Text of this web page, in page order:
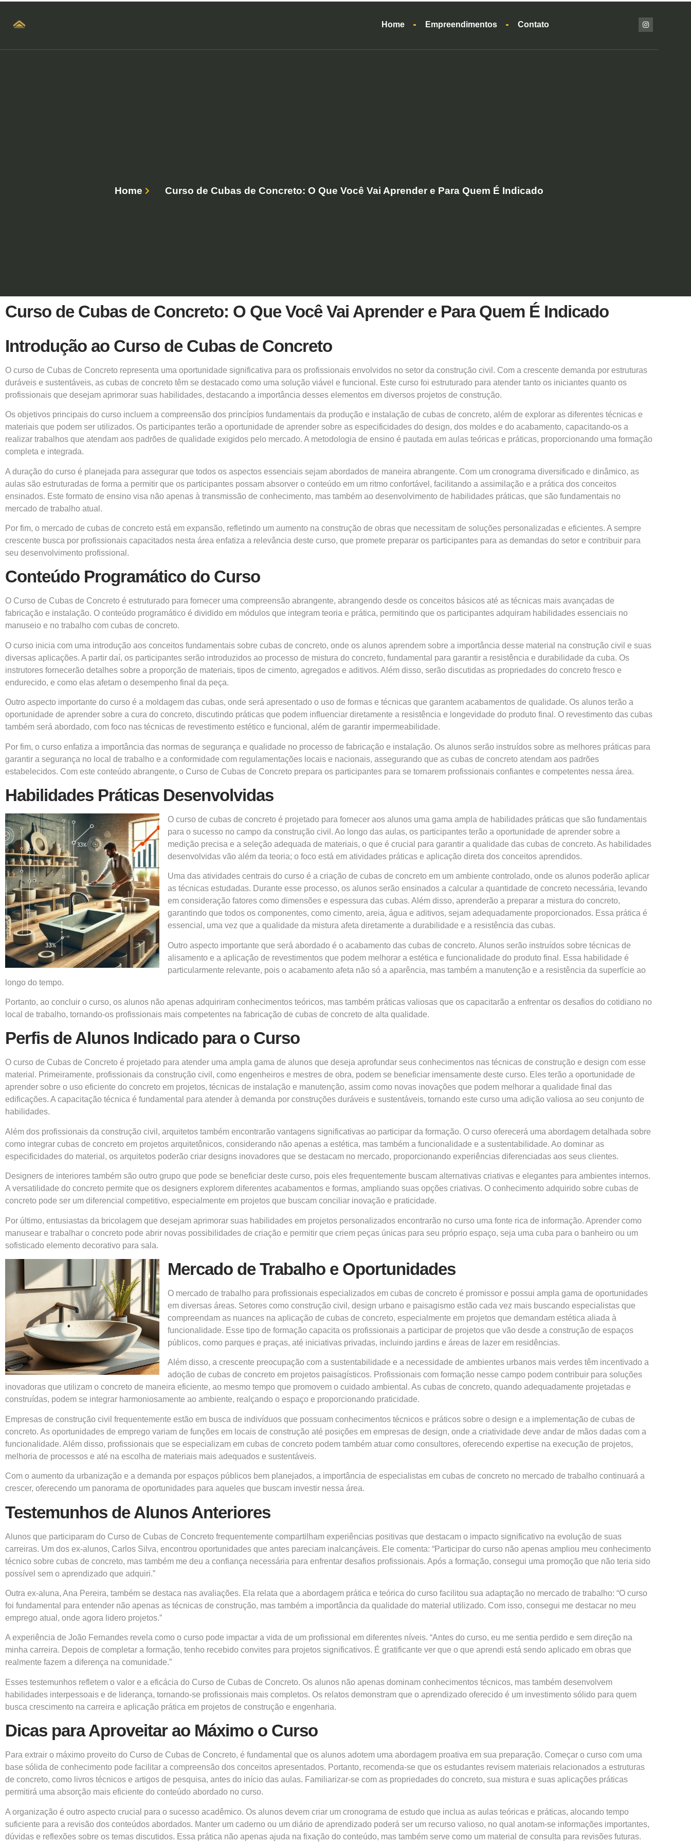
Home Empreendimentos Contato
Home Curso de Cubas de Concreto: O Que Você Vai Aprender e Para Quem É Indicado
Curso de Cubas de Concreto: O Que Você Vai Aprender e Para Quem É Indicado
Introdução ao Curso de Cubas de Concreto
O curso de Cubas de Concreto representa uma oportunidade significativa para os profissionais envolvidos no setor da construção civil. Com a crescente demanda por estruturas
duráveis e sustentáveis, as cubas de concreto têm se destacado como uma solução viável e funcional. Este curso foi estruturado para atender tanto os iniciantes quanto os
profissionais que desejam aprimorar suas habilidades, destacando a importância desses elementos em diversos projetos de construção.
Os objetivos principais do curso incluem a compreensão dos princípios fundamentais da produção e instalação de cubas de concreto, além de explorar as diferentes técnicas e
materiais que podem ser utilizados. Os participantes terão a oportunidade de aprender sobre as especificidades do design, dos moldes e do acabamento, capacitando-os a
realizar trabalhos que atendam aos padrões de qualidade exigidos pelo mercado. A metodologia de ensino é pautada em aulas teóricas e práticas, proporcionando uma formação
completa e integrada.
A duração do curso é planejada para assegurar que todos os aspectos essenciais sejam abordados de maneira abrangente. Com um cronograma diversificado e dinâmico, as
aulas são estruturadas de forma a permitir que os participantes possam absorver o conteúdo em um ritmo confortável, facilitando a assimilação e a prática dos conceitos
ensinados. Este formato de ensino visa não apenas à transmissão de conhecimento, mas também ao desenvolvimento de habilidades práticas, que são fundamentais no
mercado de trabalho atual.
Por fim, o mercado de cubas de concreto está em expansão, refletindo um aumento na construção de obras que necessitam de soluções personalizadas e eficientes. A sempre
crescente busca por profissionais capacitados nesta área enfatiza a relevância deste curso, que promete preparar os participantes para as demandas do setor e contribuir para
seu desenvolvimento profissional.
Conteúdo Programático do Curso
O Curso de Cubas de Concreto é estruturado para fornecer uma compreensão abrangente, abrangendo desde os conceitos básicos até as técnicas mais avançadas de
fabricação e instalação. O conteúdo programático é dividido em módulos que integram teoria e prática, permitindo que os participantes adquiram habilidades essenciais no
manuseio e no trabalho com cubas de concreto.
O curso inicia com uma introdução aos conceitos fundamentais sobre cubas de concreto, onde os alunos aprendem sobre a importância desse material na construção civil e suas
diversas aplicações. A partir daí, os participantes serão introduzidos ao processo de mistura do concreto, fundamental para garantir a resistência e durabilidade da cuba. Os
instrutores fornecerão detalhes sobre a proporção de materiais, tipos de cimento, agregados e aditivos. Além disso, serão discutidas as propriedades do concreto fresco e
endurecido, e como elas afetam o desempenho final da peça.
Outro aspecto importante do curso é a moldagem das cubas, onde será apresentado o uso de formas e técnicas que garantem acabamentos de qualidade. Os alunos terão a
oportunidade de aprender sobre a cura do concreto, discutindo práticas que podem influenciar diretamente a resistência e longevidade do produto final. O revestimento das cubas
também será abordado, com foco nas técnicas de revestimento estético e funcional, além de garantir impermeabilidade.
Por fim, o curso enfatiza a importância das normas de segurança e qualidade no processo de fabricação e instalação. Os alunos serão instruídos sobre as melhores práticas para
garantir a segurança no local de trabalho e a conformidade com regulamentações locais e nacionais, assegurando que as cubas de concreto atendam aos padrões
estabelecidos. Com este conteúdo abrangente, o Curso de Cubas de Concreto prepara os participantes para se tornarem profissionais confiantes e competentes nessa área.
Habilidades Práticas Desenvolvidas
O curso de cubas de concreto é projetado para fornecer aos alunos uma gama ampla de habilidades práticas que são fundamentais
para o sucesso no campo da construção civil. Ao longo das aulas, os participantes terão a oportunidade de aprender sobre a
medição precisa e a seleção adequada de materiais, o que é crucial para garantir a qualidade das cubas de concreto. As habilidades
desenvolvidas vão além da teoria; o foco está em atividades práticas e aplicação direta dos conceitos aprendidos.
Uma das atividades centrais do curso é a criação de cubas de concreto em um ambiente controlado, onde os alunos poderão aplicar
as técnicas estudadas. Durante esse processo, os alunos serão ensinados a calcular a quantidade de concreto necessária, levando
em consideração fatores como dimensões e espessura das cubas. Além disso, aprenderão a preparar a mistura do concreto,
garantindo que todos os componentes, como cimento, areia, água e aditivos, sejam adequadamente proporcionados. Essa prática é
essencial, uma vez que a qualidade da mistura afeta diretamente a durabilidade e a resistência das cubas.
Outro aspecto importante que será abordado é o acabamento das cubas de concreto. Alunos serão instruídos sobre técnicas de
alisamento e a aplicação de revestimentos que podem melhorar a estética e funcionalidade do produto final. Essa habilidade é
particularmente relevante, pois o acabamento afeta não só a aparência, mas também a manutenção e a resistência da superfície ao
longo do tempo.
Portanto, ao concluir o curso, os alunos não apenas adquiriram conhecimentos teóricos, mas também práticas valiosas que os capacitarão a enfrentar os desafios do cotidiano no
local de trabalho, tornando-os profissionais mais competentes na fabricação de cubas de concreto de alta qualidade.
Perfis de Alunos Indicado para o Curso
O curso de Cubas de Concreto é projetado para atender uma ampla gama de alunos que deseja aprofundar seus conhecimentos nas técnicas de construção e design com esse
material. Primeiramente, profissionais da construção civil, como engenheiros e mestres de obra, podem se beneficiar imensamente deste curso. Eles terão a oportunidade de
aprender sobre o uso eficiente do concreto em projetos, técnicas de instalação e manutenção, assim como novas inovações que podem melhorar a qualidade final das
edificações. A capacitação técnica é fundamental para atender à demanda por construções duráveis e sustentáveis, tornando este curso uma adição valiosa ao seu conjunto de
habilidades.
Além dos profissionais da construção civil, arquitetos também encontrarão vantagens significativas ao participar da formação. O curso oferecerá uma abordagem detalhada sobre
como integrar cubas de concreto em projetos arquitetônicos, considerando não apenas a estética, mas também a funcionalidade e a sustentabilidade. Ao dominar as
especificidades do material, os arquitetos poderão criar designs inovadores que se destacam no mercado, proporcionando experiências diferenciadas aos seus clientes.
Designers de interiores também são outro grupo que pode se beneficiar deste curso, pois eles frequentemente buscam alternativas criativas e elegantes para ambientes internos.
A versatilidade do concreto permite que os designers explorem diferentes acabamentos e formas, ampliando suas opções criativas. O conhecimento adquirido sobre cubas de
concreto pode ser um diferencial competitivo, especialmente em projetos que buscam conciliar inovação e praticidade.
Por último, entusiastas da bricolagem que desejam aprimorar suas habilidades em projetos personalizados encontrarão no curso uma fonte rica de informação. Aprender como
manusear e trabalhar o concreto pode abrir novas possibilidades de criação e permitir que criem peças únicas para seu próprio espaço, seja uma cuba para o banheiro ou um
sofisticado elemento decorativo para sala.
Mercado de Trabalho e Oportunidades
O mercado de trabalho para profissionais especializados em cubas de concreto é promissor e possui ampla gama de oportunidades
em diversas áreas. Setores como construção civil, design urbano e paisagismo estão cada vez mais buscando especialistas que
compreendam as nuances na aplicação de cubas de concreto, especialmente em projetos que demandam estética aliada à
funcionalidade. Esse tipo de formação capacita os profissionais a participar de projetos que vão desde a construção de espaços
públicos, como parques e praças, até iniciativas privadas, incluindo jardins e áreas de lazer em residências.
Além disso, a crescente preocupação com a sustentabilidade e a necessidade de ambientes urbanos mais verdes têm incentivado a
adoção de cubas de concreto em projetos paisagísticos. Profissionais com formação nesse campo podem contribuir para soluções
inovadoras que utilizam o concreto de maneira eficiente, ao mesmo tempo que promovem o cuidado ambiental. As cubas de concreto, quando adequadamente projetadas e
construídas, podem se integrar harmoniosamente ao ambiente, realçando o espaço e proporcionando praticidade.
Empresas de construção civil frequentemente estão em busca de indivíduos que possuam conhecimentos técnicos e práticos sobre o design e a implementação de cubas de
concreto. As oportunidades de emprego variam de funções em locais de construção até posições em empresas de design, onde a criatividade deve andar de mãos dadas com a
funcionalidade. Além disso, profissionais que se especializam em cubas de concreto podem também atuar como consultores, oferecendo expertise na execução de projetos,
melhoria de processos e até na escolha de materiais mais adequados e sustentáveis.
Com o aumento da urbanização e a demanda por espaços públicos bem planejados, a importância de especialistas em cubas de concreto no mercado de trabalho continuará a
crescer, oferecendo um panorama de oportunidades para aqueles que buscam investir nessa área.
Testemunhos de Alunos Anteriores
Alunos que participaram do Curso de Cubas de Concreto frequentemente compartilham experiências positivas que destacam o impacto significativo na evolução de suas
carreiras. Um dos ex-alunos, Carlos Silva, encontrou oportunidades que antes pareciam inalcançáveis. Ele comenta: “Participar do curso não apenas ampliou meu conhecimento
técnico sobre cubas de concreto, mas também me deu a confiança necessária para enfrentar desafios profissionais. Após a formação, consegui uma promoção que não teria sido
possível sem o aprendizado que adquiri.”
Outra ex-aluna, Ana Pereira, também se destaca nas avaliações. Ela relata que a abordagem prática e teórica do curso facilitou sua adaptação no mercado de trabalho: “O curso
foi fundamental para entender não apenas as técnicas de construção, mas também a importância da qualidade do material utilizado. Com isso, consegui me destacar no meu
emprego atual, onde agora lidero projetos.”
A experiência de João Fernandes revela como o curso pode impactar a vida de um profissional em diferentes níveis. “Antes do curso, eu me sentia perdido e sem direção na
minha carreira. Depois de completar a formação, tenho recebido convites para projetos significativos. É gratificante ver que o que aprendi está sendo aplicado em obras que
realmente fazem a diferença na comunidade.”
Esses testemunhos refletem o valor e a eficácia do Curso de Cubas de Concreto. Os alunos não apenas dominam conhecimentos técnicos, mas também desenvolvem
habilidades interpessoais e de liderança, tornando-se profissionais mais completos. Os relatos demonstram que o aprendizado oferecido é um investimento sólido para quem
busca crescimento na carreira e aplicação prática em projetos de construção e engenharia.
Dicas para Aproveitar ao Máximo o Curso
Para extrair o máximo proveito do Curso de Cubas de Concreto, é fundamental que os alunos adotem uma abordagem proativa em sua preparação. Começar o curso com uma
base sólida de conhecimento pode facilitar a compreensão dos conceitos apresentados. Portanto, recomenda-se que os estudantes revisem materiais relacionados a estruturas
de concreto, como livros técnicos e artigos de pesquisa, antes do início das aulas. Familiarizar-se com as propriedades do concreto, sua mistura e suas aplicações práticas
permitirá uma absorção mais eficiente do conteúdo abordado no curso.
A organização é outro aspecto crucial para o sucesso acadêmico. Os alunos devem criar um cronograma de estudo que inclua as aulas teóricas e práticas, alocando tempo
suficiente para a revisão dos conteúdos abordados. Manter um caderno ou um diário de aprendizado poderá ser um recurso valioso, no qual anotam-se informações importantes,
dúvidas e reflexões sobre os temas discutidos. Essa prática não apenas ajuda na fixação do conteúdo, mas também serve como um material de consulta para revisões futuras.